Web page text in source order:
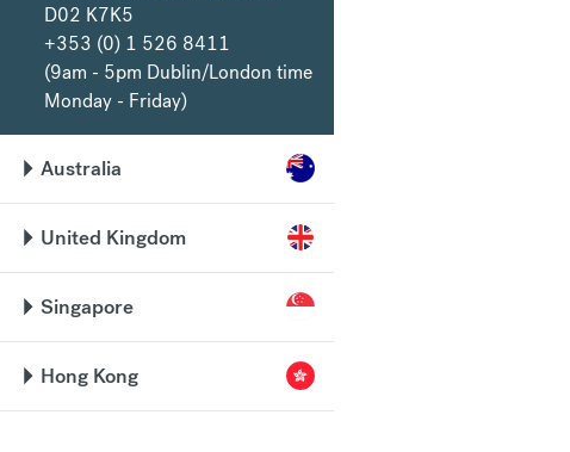
D02 K7K5
+353 (0) 1 526 8411
(9am - 5pm Dublin/London time
Monday - Friday)
Australia
United Kingdom
Singapore
Hong Kong